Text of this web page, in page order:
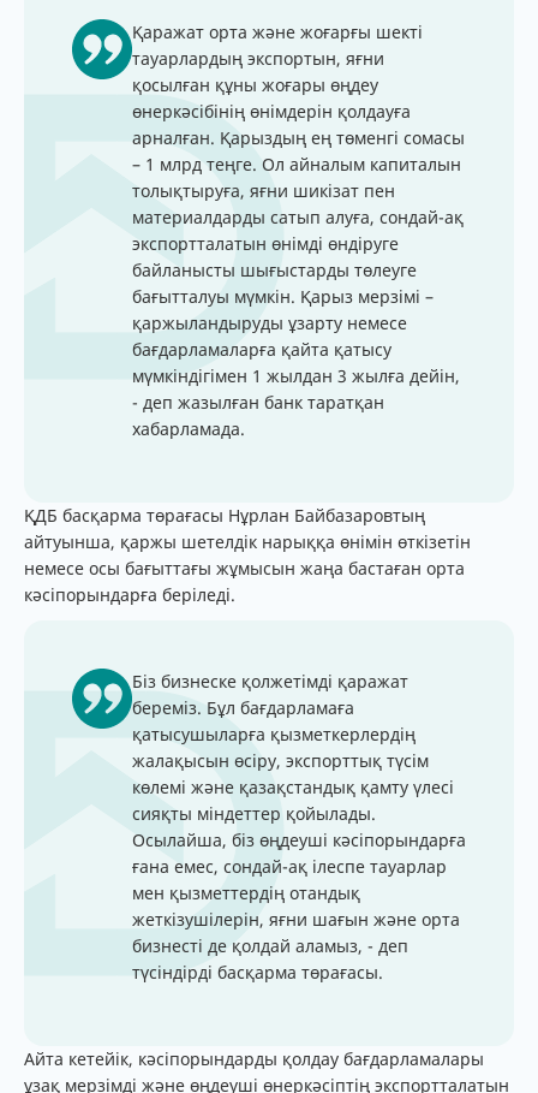
Қаражат орта және жоғарғы шекті
тауарлардың экспортын, яғни
қосылған құны жоғары өңдеу
өнеркәсібінің өнімдерін қолдауға
арналған. Қарыздың ең төменгі сомасы
– 1 млрд теңге. Ол айналым капиталын
толықтыруға, яғни шикізат пен
материалдарды сатып алуға, сондай-ақ
экспортталатын өнімді өндіруге
байланысты шығыстарды төлеуге
бағытталуы мүмкін. Қарыз мерзімі –
қаржыландыруды ұзарту немесе
бағдарламаларға қайта қатысу
мүмкіндігімен 1 жылдан 3 жылға дейін,
- деп жазылған банк таратқан
хабарламада.
ҚДБ басқарма төрағасы Нұрлан Байбазаровтың
айтуынша, қаржы шетелдік нарыққа өнімін өткізетін
немесе осы бағыттағы жұмысын жаңа бастаған орта
кәсіпорындарға беріледі.
Біз бизнеске қолжетімді қаражат
береміз. Бұл бағдарламаға
қатысушыларға қызметкерлердің
жалақысын өсіру, экспорттық түсім
көлемі және қазақстандық қамту үлесі
сияқты міндеттер қойылады.
Осылайша, біз өңдеуші кәсіпорындарға
ғана емес, сондай-ақ ілеспе тауарлар
мен қызметтердің отандық
жеткізушілерін, яғни шағын және орта
бизнесті де қолдай аламыз, - деп
түсіндірді басқарма төрағасы.
Айта кетейік, кәсіпорындарды қолдау бағдарламалары
ұзақ мерзімді және өңдеуші өнеркәсіптің экспортталатын